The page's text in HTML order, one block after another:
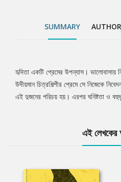
SUMMARY
Tab
Article
হৃদিতা একটি প্রেমের উপন্যাস। ভালোবাসায়
উদীয়মান চিত্রশিল্পীর প্রেমে সে নিজেকে
এই দুজনের পরিচয় হয়। এরপর ঘনিষ্টতা ও
এই